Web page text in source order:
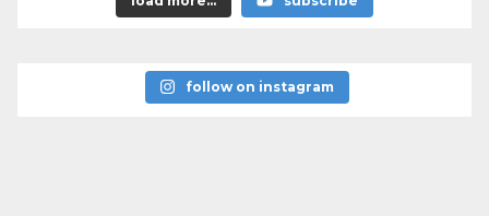
follow on instagram